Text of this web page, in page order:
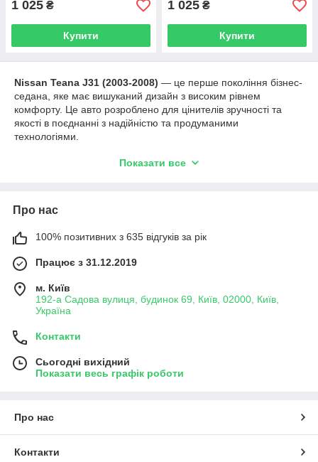
1 025 ₴
Купити
1 025 ₴
Купити
Nissan Teana J31 (2003-2008) — це перше покоління бізнес-
седана, яке має вишуканий дизайн з високим рівнем
комфорту. Це авто розроблено для цінителів зручності та
якості в поєднанні з надійністю та продуманими
технологіями.
Для покращення головної оптики вашого
декоративні маски для фар. Використання товарів від
FarFarLight пропонує яскраве та рівномірне освітлення
дороги, що покращує видимість і підвищує рівень безпеки
водіння.
Ця модель — гарний вибір для тих, хто шукає автомобіль, що
поєднує елегантність і комфорт. Оновлюючи головну оптику
вашогоTeana J31 з нашими компонентами, ви забезпечуєте
своєму авто надійність і якість, необхідні для комфортних і
Показати все
Про нас
100% позитивних з 635 відгуків за рік
Працює з 31.12.2019
м. Київ
192-а Садова вулиця, будинок 69, Київ, 02000, Київ,
Україна
Контакти
Сьогодні вихідний
Показати весь графік роботи
Про нас
Контакти